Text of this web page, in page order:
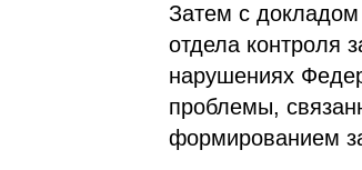
Затем с докладом
отдела контроля
нарушениях
проблемы,
формированием